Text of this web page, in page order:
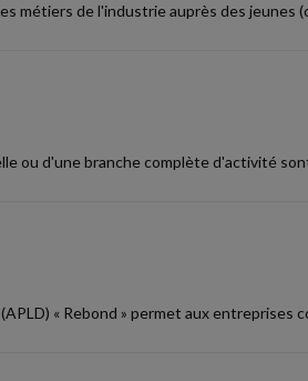
métiers de l'industrie auprès des jeunes
ou d'une branche complète d'activité
« Rebond » permet aux entreprises